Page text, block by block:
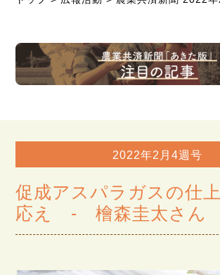
2022年2月4週号
促成アスパラガスの仕
応え - 檜森圭太さん